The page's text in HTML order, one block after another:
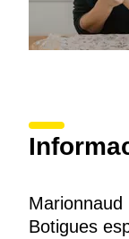
Marionnaud
Botigues